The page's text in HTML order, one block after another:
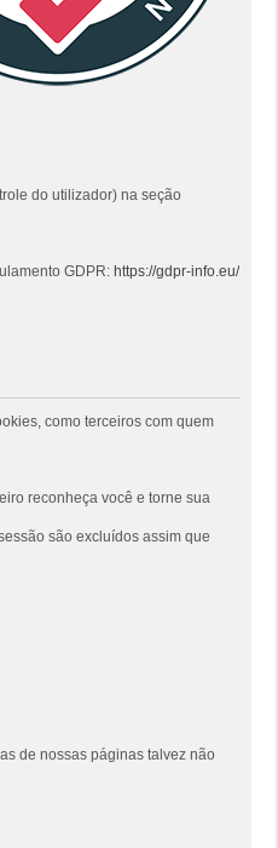
do utilizador) na seção
GDPR: https://gdpr-info.eu/
como terceiros com quem
reconheça você e torne sua
são excluídos assim que
de nossas páginas talvez não